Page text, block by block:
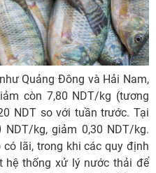
Quảng Đông và Hải Nam,
còn 7,80 NDT/kg (tương
NDT so với tuần trước. Tại
kg, giảm 0,30 NDT/kg.
lãi, trong khi các quy định
hệ thống xử lý nước thải để